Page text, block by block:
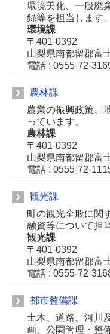
環境美化、一般廃
録等を担当します。
環境課
〒401-0392
山梨県南都留郡富
電話 : 0555-72-
農林課
農業の振興政策、
っています。
農林課
〒401-0392
山梨県南都留郡富
電話 : 0555-72-
観光課
町の観光全般に関
融資等について担
観光課
〒401-0392
山梨県南都留郡富
電話 : 0555-72-
都市整備課
土木、道路、河川
画、公園管理・整